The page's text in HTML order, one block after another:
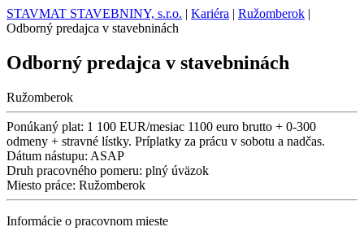
STAVMAT STAVEBNINY, s.r.o. | Kariéra | Ružomberok |
Odborný predajca v stavebninách
Odborný predajca v stavebninách
Ružomberok
Ponúkaný plat: 1 100 EUR/mesiac 1100 euro brutto + 0-300
odmeny + stravné lístky. Príplatky za prácu v sobotu a nadčas.
Dátum nástupu: ASAP
Druh pracovného pomeru: plný úväzok
Miesto práce: Ružomberok
Informácie o pracovnom mieste